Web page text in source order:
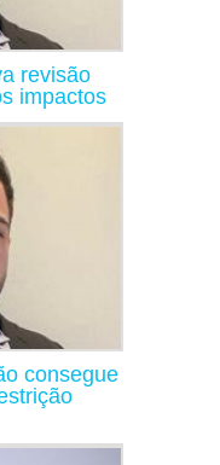
revisão
impactos
consegue